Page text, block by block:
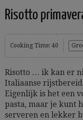
Risotto
Cooking Time: 40
Risotto … ik kan er
Italiaanse
Eigenlijk is het een
pasta, maar je kunt
serveren en lekker